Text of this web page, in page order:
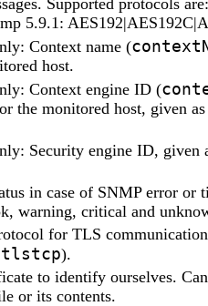
5.9.1:
Context name (
host.
Context engine ID (
the monitored host, given
Security engine ID, given
in case of SNMP error or
warning, critical and
for TLS
tlstcp).
to identify ourselves.
or its contents.